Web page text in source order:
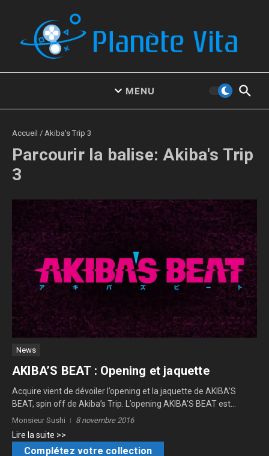
MENU
Accueil / Akiba's Trip 3
Parcourir la balise: Akiba's Trip
3
News
AKIBA’S BEAT : Opening et jaquette
Acquire vient de dévoiler l’opening et la jaquette de AKIBA’S
BEAT, spin off de Akiba’s Trip. L’opening AKIBA’S BEAT est...
Monsieur Sushi 8 novembre 2016
Lire la suite >>
Complétez votre collection